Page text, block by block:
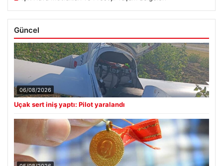
Güncel
06/08/2026
Uçak sert iniş yaptı: Pilot yaralandı